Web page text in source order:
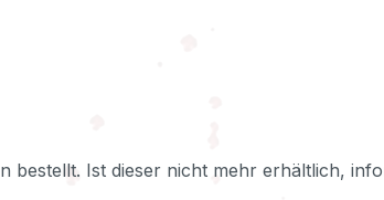
Ist dieser nicht mehr erhältlich,